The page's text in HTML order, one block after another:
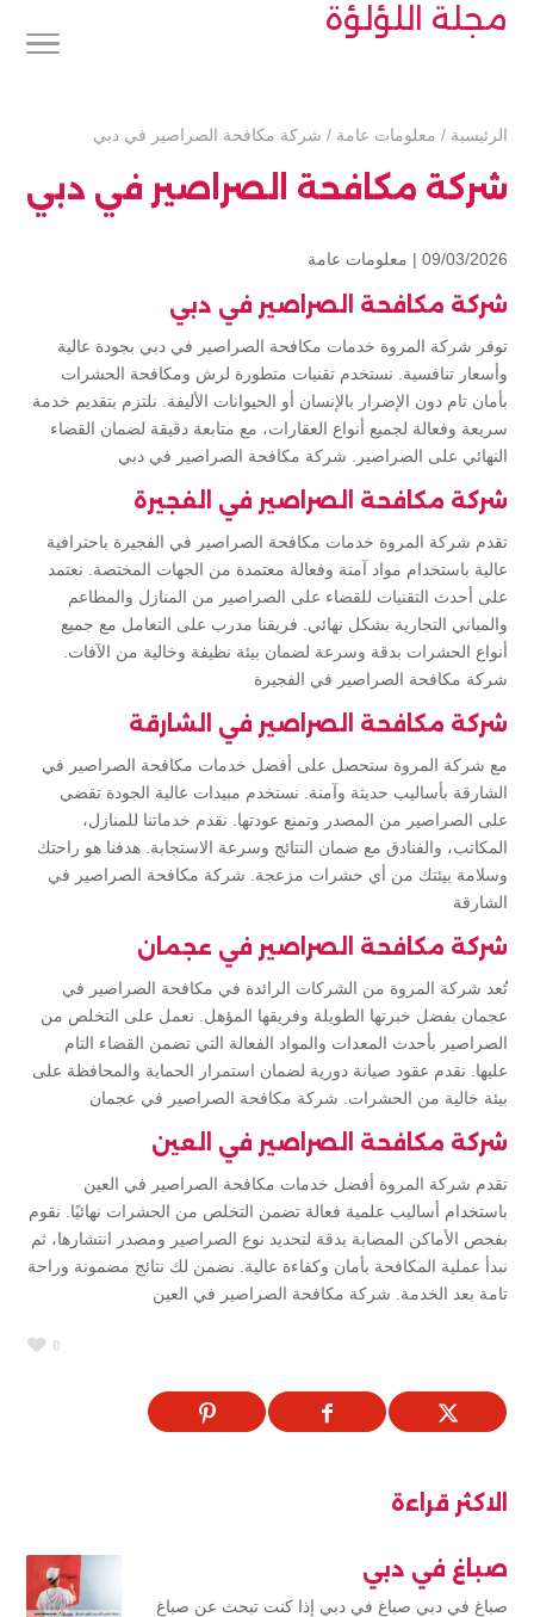
مجلة اللؤلؤة
الرئيسية / معلومات عامة / شركة مكافحة الصراصير في دبي
شركة مكافحة الصراصير في دبي
09/03/2026 | معلومات عامة
شركة مكافحة الصراصير في دبي
توفر شركة المروة خدمات مكافحة الصراصير في دبي بجودة عالية
وأسعار تنافسية. نستخدم تقنيات متطورة لرش ومكافحة الحشرات
بأمان تام دون الإضرار بالإنسان أو الحيوانات الأليفة. نلتزم بتقديم خدمة
سريعة وفعالة لجميع أنواع العقارات، مع متابعة دقيقة لضمان القضاء
النهائي على الصراصير. شركة مكافحة الصراصير في دبي
شركة مكافحة الصراصير في الفجيرة
تقدم شركة المروة خدمات مكافحة الصراصير في الفجيرة باحترافية
عالية باستخدام مواد آمنة وفعالة معتمدة من الجهات المختصة. نعتمد
على أحدث التقنيات للقضاء على الصراصير من المنازل والمطاعم
والمباني التجارية بشكل نهائي. فريقنا مدرب على التعامل مع جميع
أنواع الحشرات بدقة وسرعة لضمان بيئة نظيفة وخالية من الآفات.
شركة مكافحة الصراصير في الفجيرة
شركة مكافحة الصراصير في الشارقة
مع شركة المروة ستحصل على أفضل خدمات مكافحة الصراصير في
الشارقة بأساليب حديثة وآمنة. نستخدم مبيدات عالية الجودة تقضي
على الصراصير من المصدر وتمنع عودتها. نقدم خدماتنا للمنازل،
المكاتب، والفنادق مع ضمان النتائج وسرعة الاستجابة. هدفنا هو راحتك
وسلامة بيئتك من أي حشرات مزعجة. شركة مكافحة الصراصير في
الشارقة
شركة مكافحة الصراصير في عجمان
تُعد شركة المروة من الشركات الرائدة في مكافحة الصراصير في
عجمان بفضل خبرتها الطويلة وفريقها المؤهل. نعمل على التخلص من
الصراصير بأحدث المعدات والمواد الفعالة التي تضمن القضاء التام
عليها. نقدم عقود صيانة دورية لضمان استمرار الحماية والمحافظة على
بيئة خالية من الحشرات. شركة مكافحة الصراصير في عجمان
شركة مكافحة الصراصير في العين
تقدم شركة المروة أفضل خدمات مكافحة الصراصير في العين
باستخدام أساليب علمية فعالة تضمن التخلص من الحشرات نهائيًا. نقوم
بفحص الأماكن المصابة بدقة لتحديد نوع الصراصير ومصدر انتشارها، ثم
نبدأ عملية المكافحة بأمان وكفاءة عالية. نضمن لك نتائج مضمونة وراحة
تامة بعد الخدمة. شركة مكافحة الصراصير في العين
0
الاكثر قراءة
صباغ في دبي
صباغ في دبي صباغ في دبي إذا كنت تبحث عن صباغ